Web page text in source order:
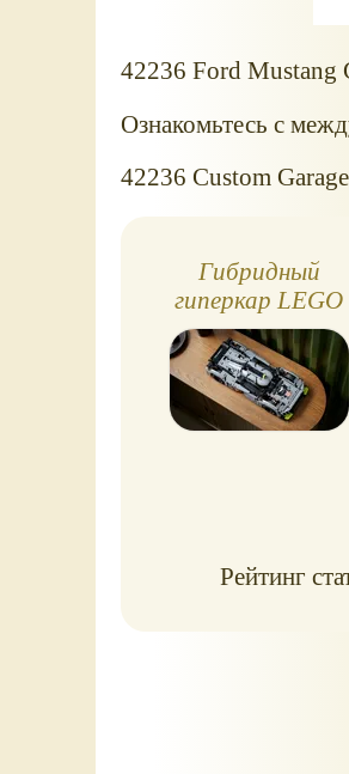
42236 Ford Mustang
Ознакомьтесь с
42236 Custom
Гибридный
гиперкар LEGO
Technic PEUGEOT
9X8 24H Le Mans
Hybrid
Рейтинг